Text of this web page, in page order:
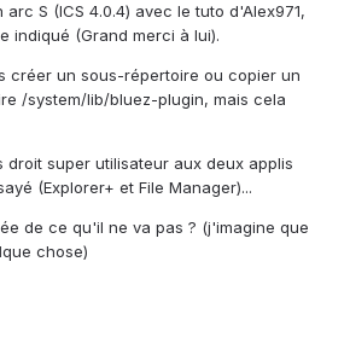
S (ICS 4.0.4) avec le tuto d'Alex971,
indiqué (Grand merci à lui).
créer un sous-répertoire ou copier un
/system/lib/bluez-plugin, mais cela
super utilisateur aux deux applis
(Explorer+ et File Manager)...
de ce qu'il ne va pas ? (j'imagine que
chose)